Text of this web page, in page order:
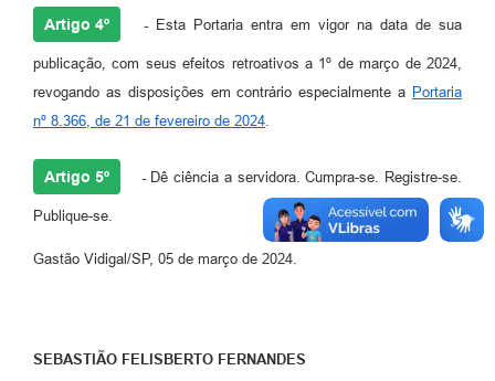
Artigo 4º - Esta Portaria entra em vigor na data de sua
publicação, com seus efeitos retroativos a 1º de março de 2024,
revogando as disposições em contrário especialmente a Portaria
nº 8.366, de 21 de fevereiro de 2024
Artigo 5º - Dê ciência a servidora. Cumpra-se. Registre-se.
Publique-se.
Gastão Vidigal/SP, 05 de março de 2024.
SEBASTIÃO FELISBERTO FERNANDES